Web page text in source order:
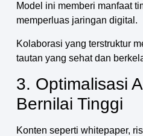
Model ini memberi manfaat
memperluas jaringan digital.
Kolaborasi yang terstruktur
tautan yang sehat dan
3. Optimalisasi
Bernilai Tinggi
Konten seperti whitepaper,